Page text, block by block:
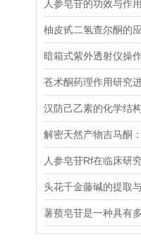
柚皮甙二氢查尔酮的
暗箱式紫外透射仪操
汉防己乙素的化学结